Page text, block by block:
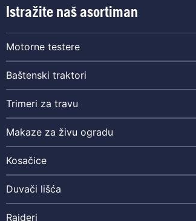
Istražite naš asortiman
Motorne testere
Baštenski traktori
Trimeri za travu
Makaze za živu ogradu
Kosačice
Duvači lišća
Rajderi